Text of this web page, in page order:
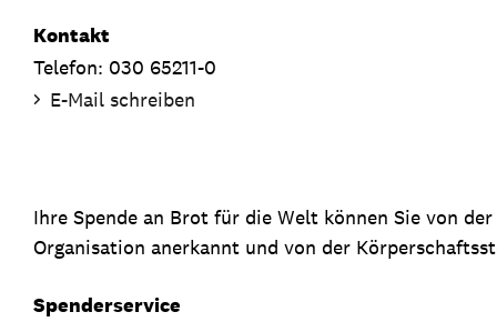
Kontakt
Telefon: 030 65211-0
E-Mail schreiben
Ihre Spende an Brot für die Welt können Sie von
Organisation anerkannt und von der
Spenderservice